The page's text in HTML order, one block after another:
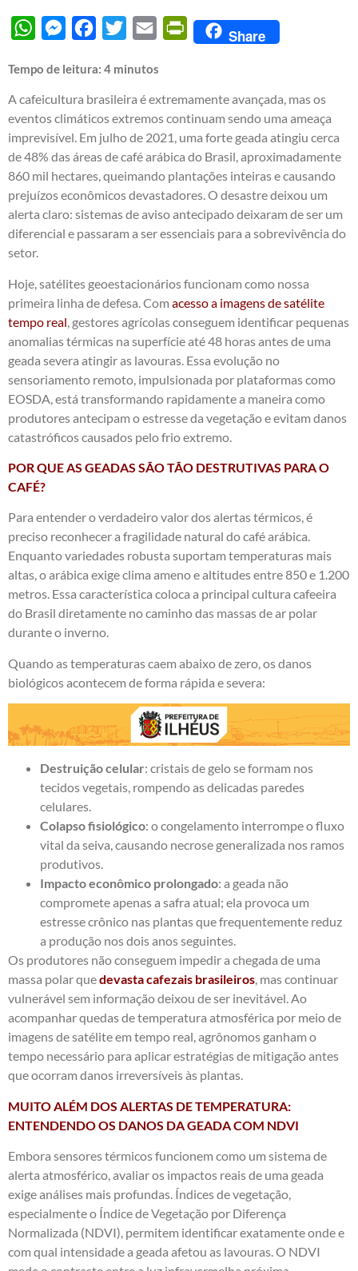
WhatsAppMessengerFacebook
Twitter Email PrintFriendly
Share
Tempo de leitura: 4 minutos
A cafeicultura brasileira é extremamente avançada, mas os
eventos climáticos extremos continuam sendo uma ameaça
imprevisível. Em julho de 2021, uma forte geada atingiu cerca
de 48% das áreas de café arábica do Brasil, aproximadamente
860 mil hectares, queimando plantações inteiras e causando
prejuízos econômicos devastadores. O desastre deixou um
alerta claro: sistemas de aviso antecipado deixaram de ser um
diferencial e passaram a ser essenciais para a sobrevivência do
setor.
Hoje, satélites geoestacionários funcionam como nossa
primeira linha de defesa. Com acesso a imagens de satélite
tempo real , gestores agrícolas conseguem identificar pequenas
anomalias térmicas na superfície até 48 horas antes de uma
geada severa atingir as lavouras. Essa evolução no
sensoriamento remoto, impulsionada por plataformas como
EOSDA, está transformando rapidamente a maneira como
produtores antecipam o estresse da vegetação e evitam danos
catastróficos causados pelo frio extremo.
POR QUE AS GEADAS SÃO TÃO DESTRUTIVAS PARA O
CAFÉ?
Para entender o verdadeiro valor dos alertas térmicos, é
preciso reconhecer a fragilidade natural do café arábica.
Enquanto variedades robusta suportam temperaturas mais
altas, o arábica exige clima ameno e altitudes entre 850 e 1.200
metros. Essa característica coloca a principal cultura cafeeira
do Brasil diretamente no caminho das massas de ar polar
durante o inverno.
Quando as temperaturas caem abaixo de zero, os danos
biológicos acontecem de forma rápida e severa:
Destruição celular: cristais de gelo se formam nos
tecidos vegetais, rompendo as delicadas paredes
celulares.
Colapso fisiológico: o congelamento interrompe o fluxo
vital da seiva, causando necrose generalizada nos ramos
produtivos.
Impacto econômico prolongado: a geada não
compromete apenas a safra atual; ela provoca um
estresse crônico nas plantas que frequentemente reduz
a produção nos dois anos seguintes.
Os produtores não conseguem impedir a chegada de uma
massa polar quedevasta cafezais brasileiros, mas continuar
vulnerável sem informação deixou de ser inevitável.Ao
acompanhar quedas de temperatura atmosférica por meio de
imagens de satélite em tempo real, agrônomos ganham o
tempo necessário para aplicar estratégias de mitigação antes
que ocorram danos irreversíveis às plantas.
MUITO ALÉM DOS ALERTAS DE TEMPERATURA:
ENTENDENDO OS DANOS DA GEADA COM NDVI
Embora sensores térmicos funcionem como um sistema de
alerta atmosférico, avaliar os impactos reais de uma geada
exige análises mais profundas. Índices de vegetação,
especialmente o Índice de Vegetação por Diferença
Normalizada (NDVI), permitem identificar exatamente onde e
com qual intensidade a geada afetou as lavouras. O NDVI